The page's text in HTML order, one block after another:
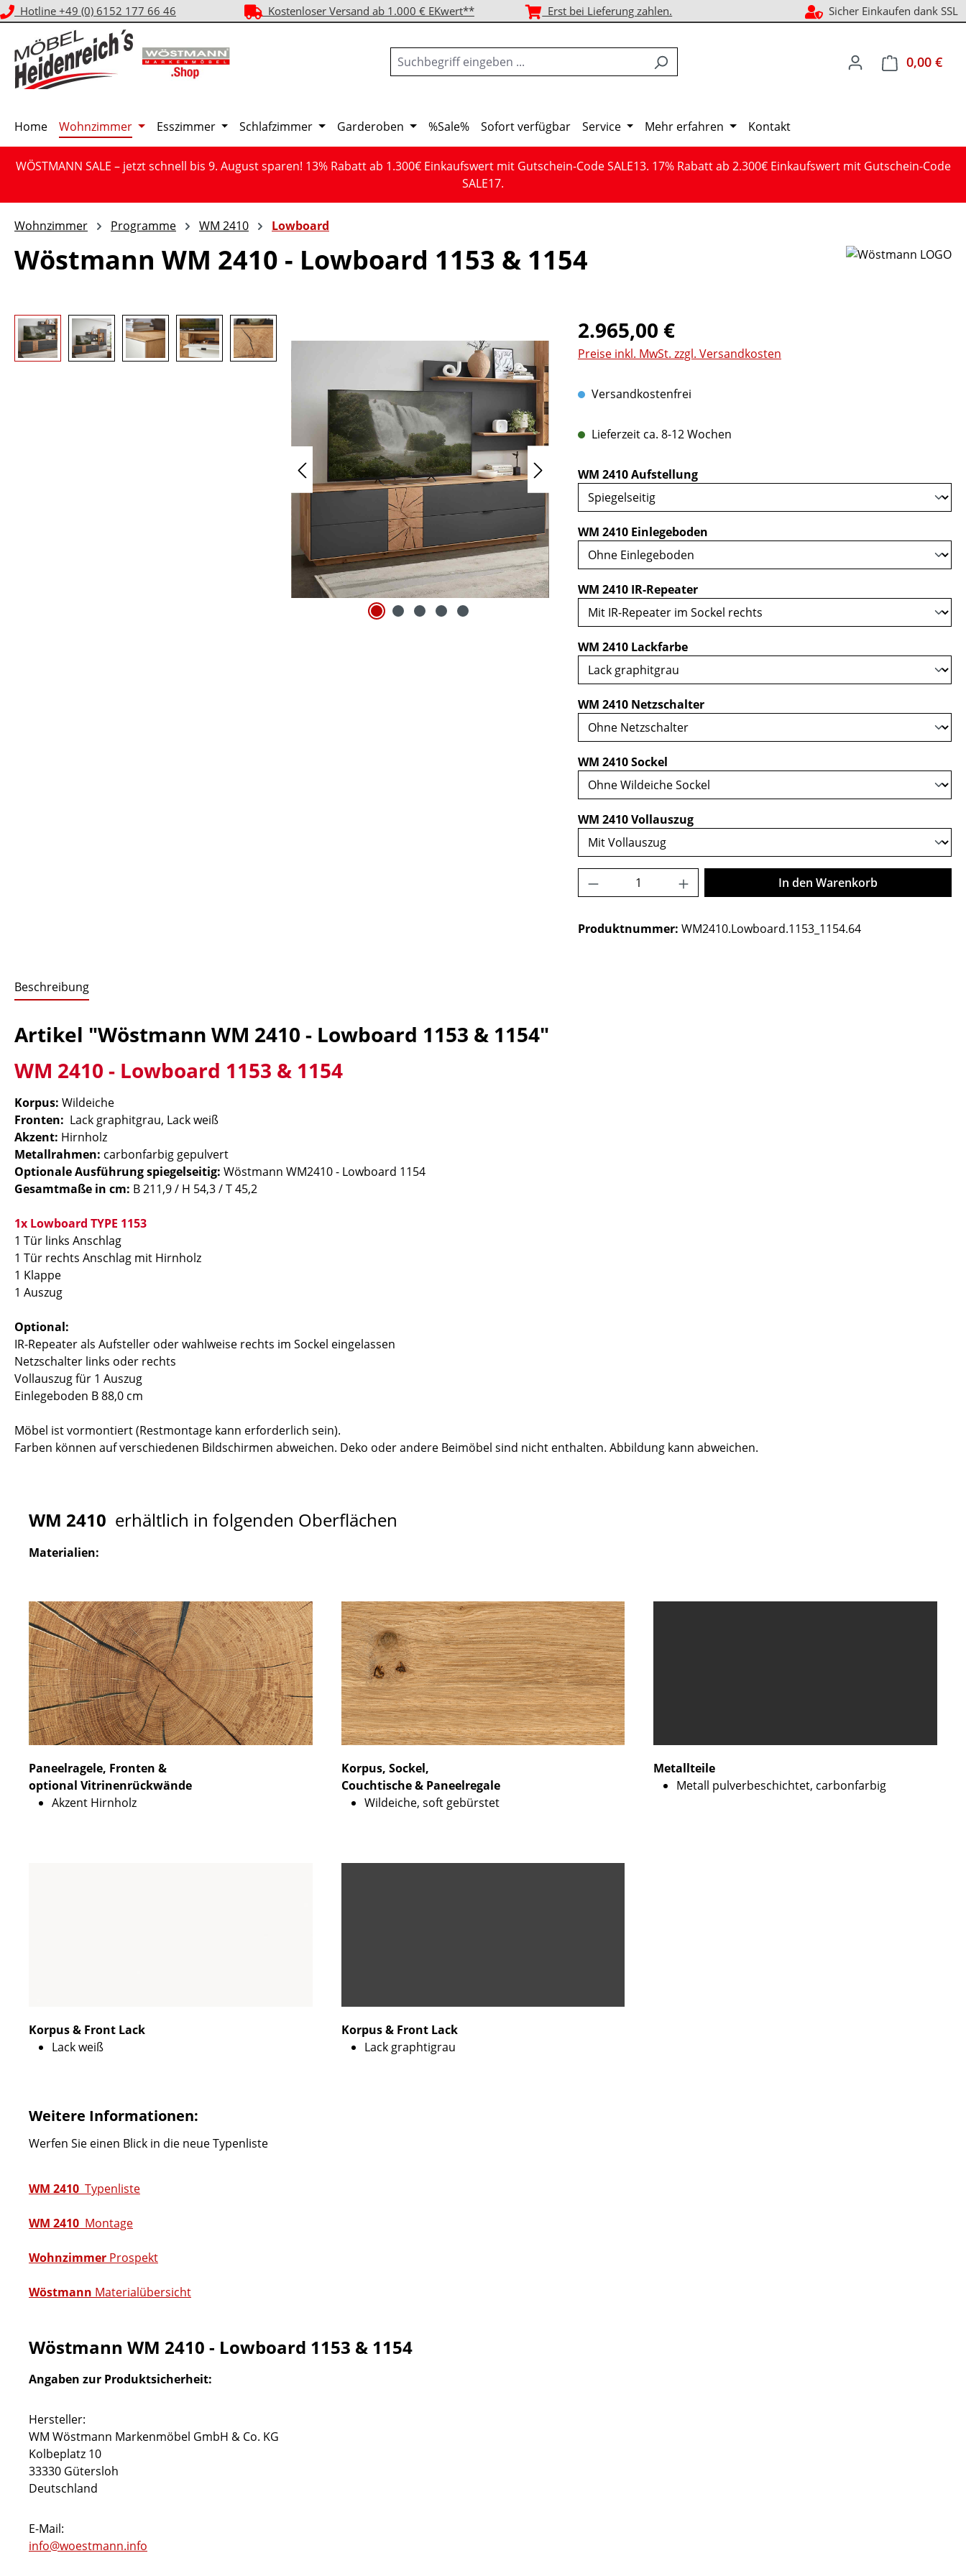
Hauptinhalt springen
Zur Suche springen
Zur Hauptnavigation springen
Hotline +49 (0) 6152 177 66 46 Kostenloser Versand ab 1.000 € EKwert** Erst bei Lieferung zahlen. Sicher Einkaufen dank SSL
0,00 €
Home Wohnzimmer Esszimmer Schlafzimmer Garderoben %Sale% Sofort verfügbar Service Mehr erfahren Kontakt
WÖSTMANN SALE – jetzt schnell bis 9. August sparen! 13% Rabatt ab 1.300€ Einkaufswert mit Gutschein-Code SALE13. 17% Rabatt ab 2.300€ Einkaufswert mit Gutschein-Code
SALE17.
Wohnzimmer Programme WM 2410 Lowboard
Wöstmann WM 2410 - Lowboard 1153 & 1154
Bildergalerie überspringen Regulärer Preis:
2.965,00 €
Preise inkl. MwSt. zzgl. Versandkosten
Versandkostenfrei
Lieferzeit ca. 8-12 Wochen
WM 2410 Aufstellungauswählen
WM 2410 Einlegeboden
WM 2410 IR-Repeaterauswählen
WM 2410 Lackfarbeauswählen
WM 2410 Netzschalterauswählen
WM 2410 Sockel
WM 2410 Vollauszugauswählen
Produkt Anzahl: Gib den gewünschten Wert
In den Warenkorb
Produktnummer: WM2410.Lowboard.1153_1154.64
Beschreibung
Artikel "Wöstmann WM 2410 - Lowboard 1153 & 1154"
WM 2410 - Lowboard 1153 & 1154
Korpus: Wildeiche
Fronten: Lack graphitgrau, Lack weiß
Akzent: Hirnholz
Metallrahmen: carbonfarbig gepulvert
Optionale Ausführung spiegelseitig: Wöstmann WM2410 - Lowboard 1154
Gesamtmaße in cm: B 211,9 / H 54,3 / T 45,2
1x Lowboard TYPE 1153
1 Tür links Anschlag
1 Tür rechts Anschlag mit Hirnholz
1 Klappe
1 Auszug
Optional:
IR-Repeater als Aufsteller oder wahlweise rechts im Sockel eingelassen
Netzschalter links oder rechts
Vollauszug für 1 Auszug
Einlegeboden B 88,0 cm
Möbel ist vormontiert (Restmontage kann erforderlich sein).
Farben können auf verschiedenen Bildschirmen abweichen. Deko oder andere Beimöbel sind nicht enthalten. Abbildung kann abweichen.
WM 2410 erhältlich in folgenden Oberflächen
Materialien:
Paneelragele, Fronten &
optional Vitrinenrückwände
Akzent Hirnholz
Korpus, Sockel,
Couchtische & Paneelregale
Wildeiche, soft gebürstet
Metallteile
Metall pulverbeschichtet, carbonfarbig
Korpus & Front Lack
Lack weiß
Korpus & Front Lack
Lack graphtigrau
Weitere Informationen:
Werfen Sie einen Blick in die neue Typenliste
WM 2410 Typenliste
WM 2410 Montage
Wohnzimmer Prospekt
Wöstmann Materialübersicht
Wöstmann WM 2410 - Lowboard 1153 & 1154
Angaben zur Produktsicherheit:
Hersteller:
WM Wöstmann Markenmöbel GmbH & Co. KG
Kolbeplatz 10
33330 Gütersloh
Deutschland
E-Mail:
info@woestmann.info